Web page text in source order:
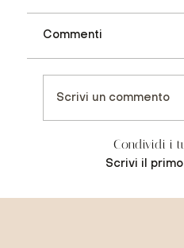
Commenti
Scrivi un commento
Condividi i
Scrivi il